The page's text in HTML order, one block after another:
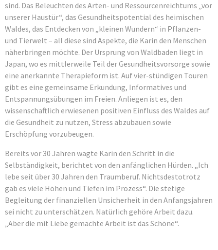
sind. Das Beleuchten des Arten- und Ressourcenreichtums „vor
unserer Haustür“, das Gesundheitspotential des heimischen
Waldes, das Entdecken von „kleinen Wundern“ in Pflanzen-
und Tierwelt – all diese sind Aspekte, die Karin den Menschen
näherbringen möchte. Der Ursprung von Waldbaden liegt in
Japan, wo es mittlerweile Teil der Gesundheitsvorsorge sowie
eine anerkannte Therapieform ist. Auf vier-stündigen Touren
gibt es eine gemeinsame Erkundung, Informatives und
Entspannungsübungen im Freien. Anliegen ist es, den
wissenschaftlich erwiesenen positiven Einfluss des Waldes auf
die Gesundheit zu nutzen, Stress abzubauen sowie
Erschöpfung vorzubeugen.
Bereits vor 30 Jahren wagte Karin den Schritt in die
Selbständigkeit, berichtet von den anfänglichen Hürden. „Ich
lebe seit über 30 Jahren den Traumberuf. Nichtsdestotrotz
gab es viele Höhen und Tiefen im Prozess“. Die stetige
Begleitung der finanziellen Unsicherheit in den Anfangsjahren
sei nicht zu unterschätzen. Natürlich gehöre Arbeit dazu.
„Aber die mit Liebe gemachte Arbeit ist das Schöne“.